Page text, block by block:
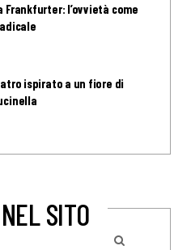
Frankfurter: l’ovvietà come
ispirato a un fiore di
SITO